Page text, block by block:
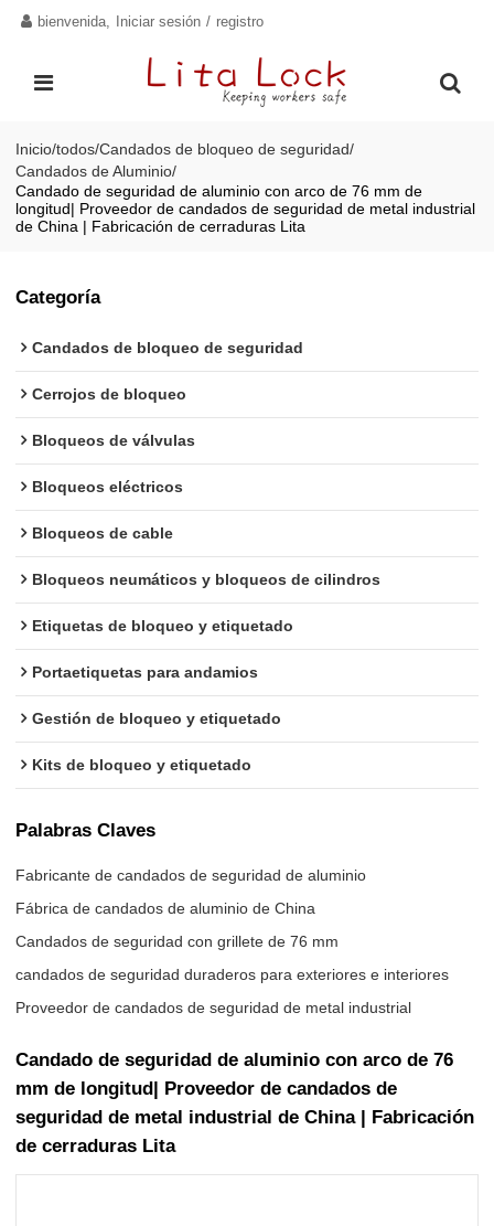
bienvenida, Iniciar sesión / registro
Inicio/todos/Candados de bloqueo de seguridad/
Candados de Aluminio/
Candado de seguridad de aluminio con arco de 76 mm de
longitud| Proveedor de candados de seguridad de metal industrial
de China | Fabricación de cerraduras Lita
Categoría
Candados de bloqueo de seguridad
Cerrojos de bloqueo
Bloqueos de válvulas
Bloqueos eléctricos
Bloqueos de cable
Bloqueos neumáticos y bloqueos de cilindros
Etiquetas de bloqueo y etiquetado
Portaetiquetas para andamios
Gestión de bloqueo y etiquetado
Kits de bloqueo y etiquetado
Palabras Claves
Fabricante de candados de seguridad de aluminio
Fábrica de candados de aluminio de China
Candados de seguridad con grillete de 76 mm
candados de seguridad duraderos para exteriores e interiores
Proveedor de candados de seguridad de metal industrial
Candado de seguridad de aluminio con arco de 76
mm de longitud| Proveedor de candados de
seguridad de metal industrial de China | Fabricación
de cerraduras Lita